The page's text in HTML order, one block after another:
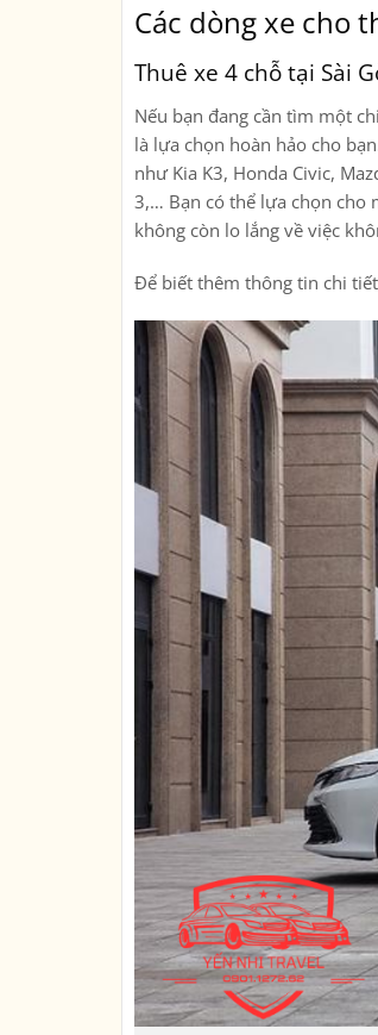
Các dòng xe cho
Thuê xe 4 chỗ tại Sài
Nếu bạn đang cần tìm một
là lựa chọn hoàn hảo cho
như Kia K3, Honda Civic,
3,… Bạn có thể lựa chọn cho
không còn lo lắng về việc
Để biết thêm thông tin chi